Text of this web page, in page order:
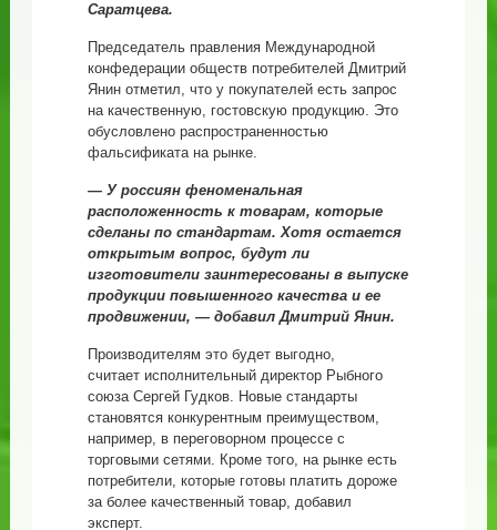
Саратцева.
Председатель правления Международной
конфедерации обществ потребителей Дмитрий
Янин отметил, что у покупателей есть запрос
на качественную, гостовскую продукцию. Это
обусловлено распространенностью
фальсификата на рынке.
— У россиян феноменальная
расположенность к товарам, которые
сделаны по стандартам. Хотя остается
открытым вопрос, будут ли
изготовители заинтересованы в выпуске
продукции повышенного качества и ее
продвижении, — добавил Дмитрий Янин.
Производителям это будет выгодно,
считает исполнительный директор Рыбного
союза Сергей Гудков. Новые стандарты
становятся конкурентным преимуществом,
например, в переговорном процессе с
торговыми сетями. Кроме того, на рынке есть
потребители, которые готовы платить дороже
за более качественный товар, добавил
эксперт.